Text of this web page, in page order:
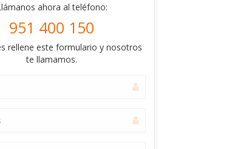
ahora al teléfono:
951 400 150
rellene este formulario y nosotros
te llamamos.